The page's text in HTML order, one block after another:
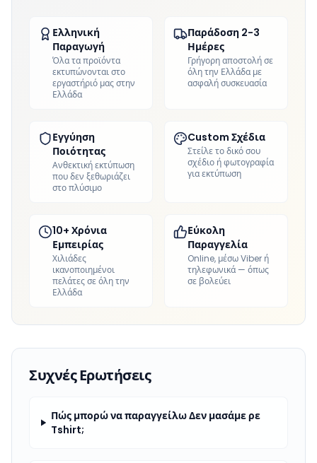
Ελληνική
Παραγωγή
Όλα τα προϊόντα
εκτυπώνονται στο
εργαστήριό μας στην
Ελλάδα
Παράδοση 2-3
Ημέρες
Γρήγορη αποστολή σε
όλη την Ελλάδα με
ασφαλή συσκευασία
Εγγύηση
Ποιότητας
Ανθεκτική εκτύπωση
που δεν ξεθωριάζει
στο πλύσιμο
Custom Σχέδια
Στείλε το δικό σου
σχέδιο ή φωτογραφία
για εκτύπωση
10+ Χρόνια
Εμπειρίας
Χιλιάδες
ικανοποιημένοι
πελάτες σε όλη την
Ελλάδα
Εύκολη
Παραγγελία
Online, μέσω Viber ή
τηλεφωνικά — όπως
σε βολεύει
Συχνές Ερωτήσεις
Πώς μπορώ να παραγγείλω Δεν μασάμε ρε
Tshirt;